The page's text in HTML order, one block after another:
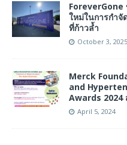
ForeverGone
ใหม่ในการกำ
ที่ก้าวล้ำ
October 3, 2025
Merck
and
Awards 2024
April 5, 2024